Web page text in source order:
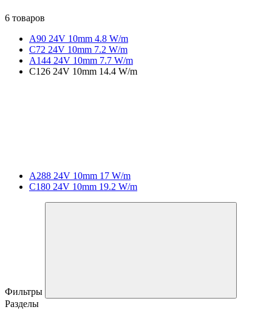
6 товаров
A90 24V 10mm 4.8 W/m
C72 24V 10mm 7.2 W/m
A144 24V 10mm 7.7 W/m
C126 24V 10mm 14.4 W/m
A288 24V 10mm 17 W/m
C180 24V 10mm 19.2 W/m
Фильтры
Разделы